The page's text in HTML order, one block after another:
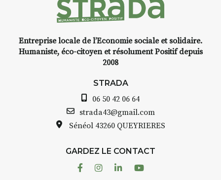
INTERVIEW
avez ouvert une galerie à
Auzon…
Bernard TURLE Le Fumoir n’est
pas une galerie permanente.
AuzonToujoursorganise
dans le village. Des artistes et
Entreprise locale de l’Economie sociale et solidaire.
Humaniste, éco-citoyen et résolument Positif depuis
2008
STRADA
06 50 42 06 64
strada43@gmail.com
Sénéol 43260 QUEYRIERES
GARDEZ LE CONTACT
FacebookInstagram
LinkedinYoutube